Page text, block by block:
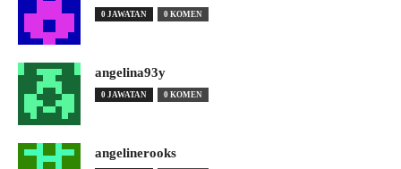
0 JAWATAN 0 KOMEN
angelina93y
0 JAWATAN 0 KOMEN
angelinerooks